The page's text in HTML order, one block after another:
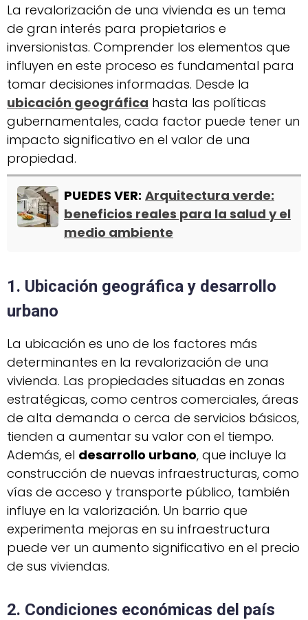
La revalorización de una vivienda es un tema
de gran interés para propietarios e
inversionistas. Comprender los elementos que
influyen en este proceso es fundamental para
tomar decisiones informadas. Desde la
ubicación geográfica hasta las políticas
gubernamentales, cada factor puede tener un
impacto significativo en el valor de una
propiedad.
PUEDES VER: Arquitectura verde:
beneficios reales para la salud y el
medio ambiente
1. Ubicación geográfica y desarrollo
urbano
La ubicación es uno de los factores más
determinantes en la revalorización de una
vivienda. Las propiedades situadas en zonas
estratégicas, como centros comerciales, áreas
de alta demanda o cerca de servicios básicos,
tienden a aumentar su valor con el tiempo.
Además, el desarrollo urbano, que incluye la
construcción de nuevas infraestructuras, como
vías de acceso y transporte público, también
influye en la valorización. Un barrio que
experimenta mejoras en su infraestructura
puede ver un aumento significativo en el precio
de sus viviendas.
2. Condiciones económicas del país